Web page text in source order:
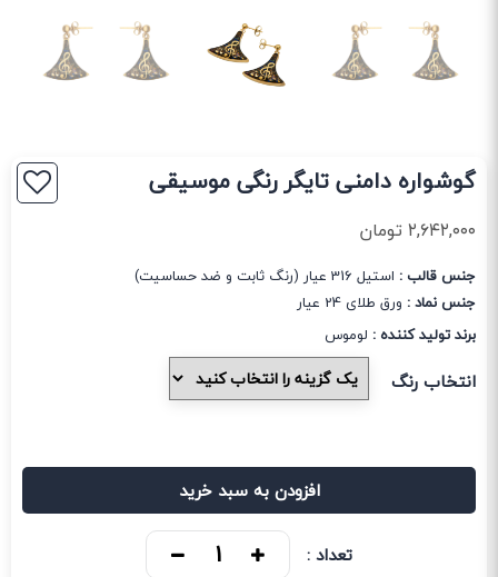
گوشواره دامنی تایگر رنگی موسیقی
۲,۶۴۲,۰۰۰تومان
جنس قالب : استیل 316 عیار (رنگ ثابت و ضد حساسیت)
جنس نماد : ورق طلای 24 عیار
برند تولید کننده : لوموس
انتخاب رنگ
افزودن به سبد خرید
تعداد :